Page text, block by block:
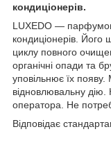
кондиціонерів.
LUXEDO —
кондиціонерів.
циклу повного
органічні опади та
уповільнює їх появу.
відновлювальну
оператора. Не
Відповідає